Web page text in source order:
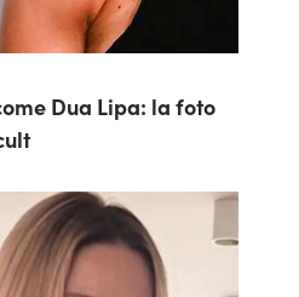
Dua Lipa: la foto